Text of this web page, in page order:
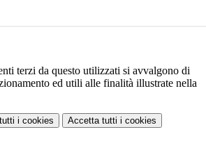
terzi da questo utilizzati si avvalgono di
ed utili alle finalità illustrate nella
i cookies Accetta tutti i cookies